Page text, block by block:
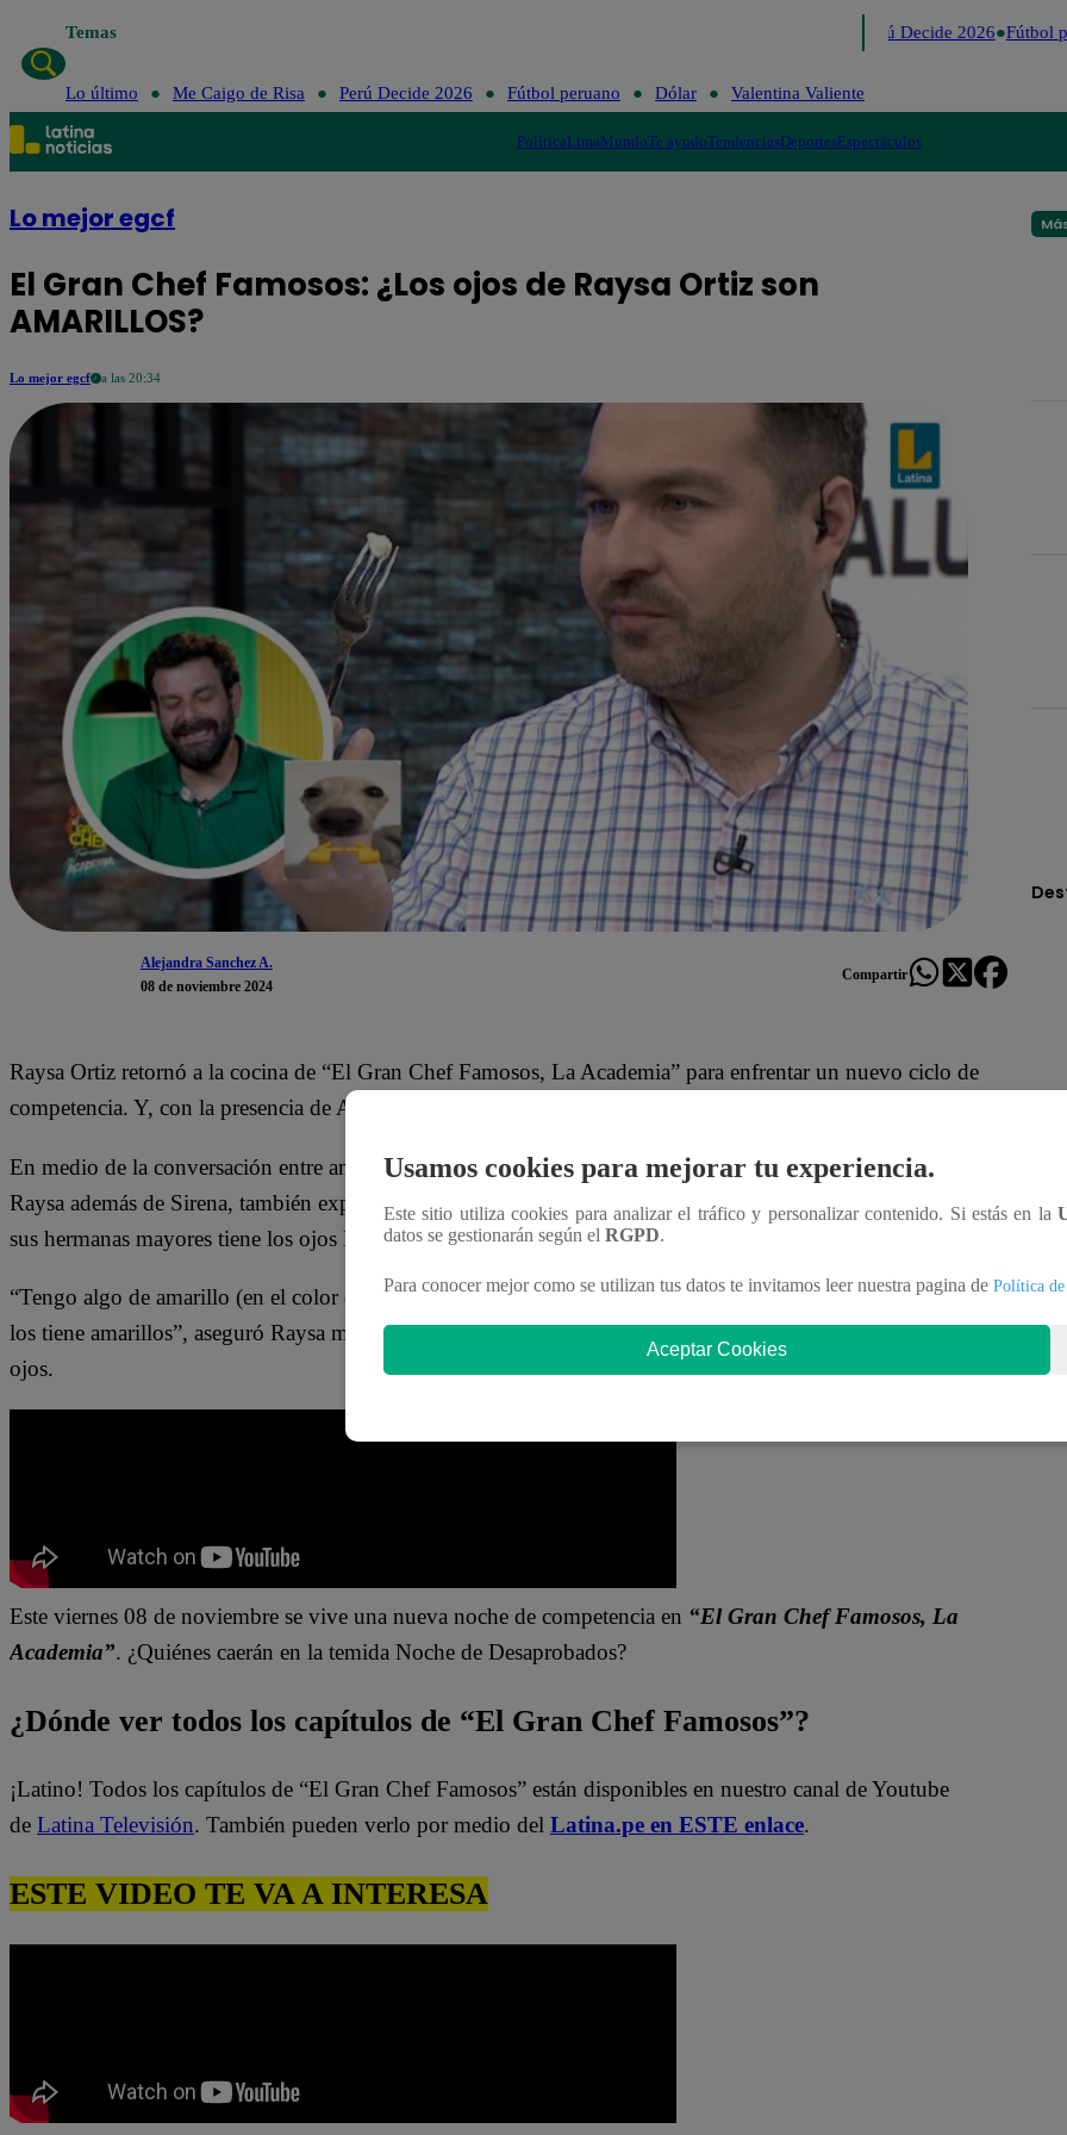
Temas Perú Decide 2026 Fútbol
Lo último Me Caigo de Risa Perú Decide 2026 Fútbol peruano Dólar Valentina Valiente
PolíticaLimaMundoTe ayudoTendenciasDeportesEspectáculos
Lo mejor egcf
El Gran Chef Famosos: ¿Los ojos de Raysa Ortiz son
AMARILLOS?
Lo mejor egcf a las 20:34
Alejandra Sanchez A.
08 de noviembre 2024
Compartir
Raysa Ortiz retornó a la cocina de “El Gran Chef Famosos, La Academia” para enfrentar un nuevo ciclo de
competencia. Y, con la presencia de Armando Machuca en el set, las risas no faltaron.
En medio de la conversación entre ambos, Armando mencionó el tema de los cuatro hermanos que tiene
Raysa además de Sirena, también exparticipante de “El Gran Chef”. Y, en esa línea, se mencionó que una de
sus hermanas mayores tiene los ojos MÁS AMARILLOS que los de ella.
“Tengo algo de amarillo (en el color de mis ojos), pero mi hermana Guadalupe tiene más amarillo. Es más,
los tiene amarillos”, aseguró Raysa mientras se acercaba a la cámara para que se aprecie el color pardo de sus
ojos.
Este viernes 08 de noviembre se vive una nueva noche de competencia en “El Gran Chef Famosos, La
Academia”. ¿Quiénes caerán en la temida Noche de Desaprobados?
¿Dónde ver todos los capítulos de “El Gran Chef Famosos”?
¡Latino! Todos los capítulos de “El Gran Chef Famosos” están disponibles en nuestro canal de Youtube
de Latina Televisión. También pueden verlo por medio del Latina.pe en ESTE enlace.
ESTE VIDEO TE VA A INTERESA
Usamos cookies para mejorar tu experiencia.
Este sitio utiliza cookies para analizar el tráfico y personalizar contenido. Si estás en la
datos se gestionarán según el RGPD.
Para conocer mejor como se utilizan tus datos te invitamos leer nuestra pagina de Política
Aceptar Cookies